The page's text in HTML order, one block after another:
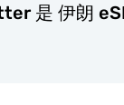
是 伊朗